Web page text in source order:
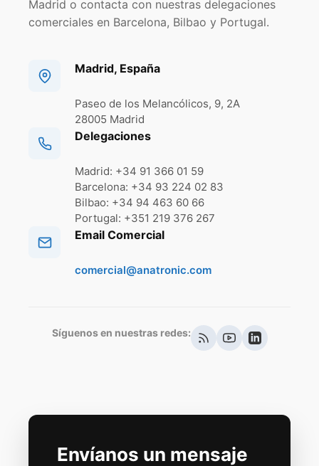
Madrid o contacta con nuestras delegaciones
comerciales en Barcelona, Bilbao y Portugal.
Madrid, España
Paseo de los Melancólicos, 9, 2A
28005 Madrid
Delegaciones
Madrid: +34 91 366 01 59
Barcelona: +34 93 224 02 83
Bilbao: +34 94 463 60 66
Portugal: +351 219 376 267
Email Comercial
comercial@anatronic.com
Síguenos en nuestras redes:
Envíanos un mensaje